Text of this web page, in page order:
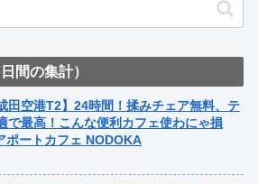
間の集計）
田空港T2】24時間！揉みチェア無料、テ
で最高！こんな便利カフェ使わにゃ損
ポートカフェ NODOKA